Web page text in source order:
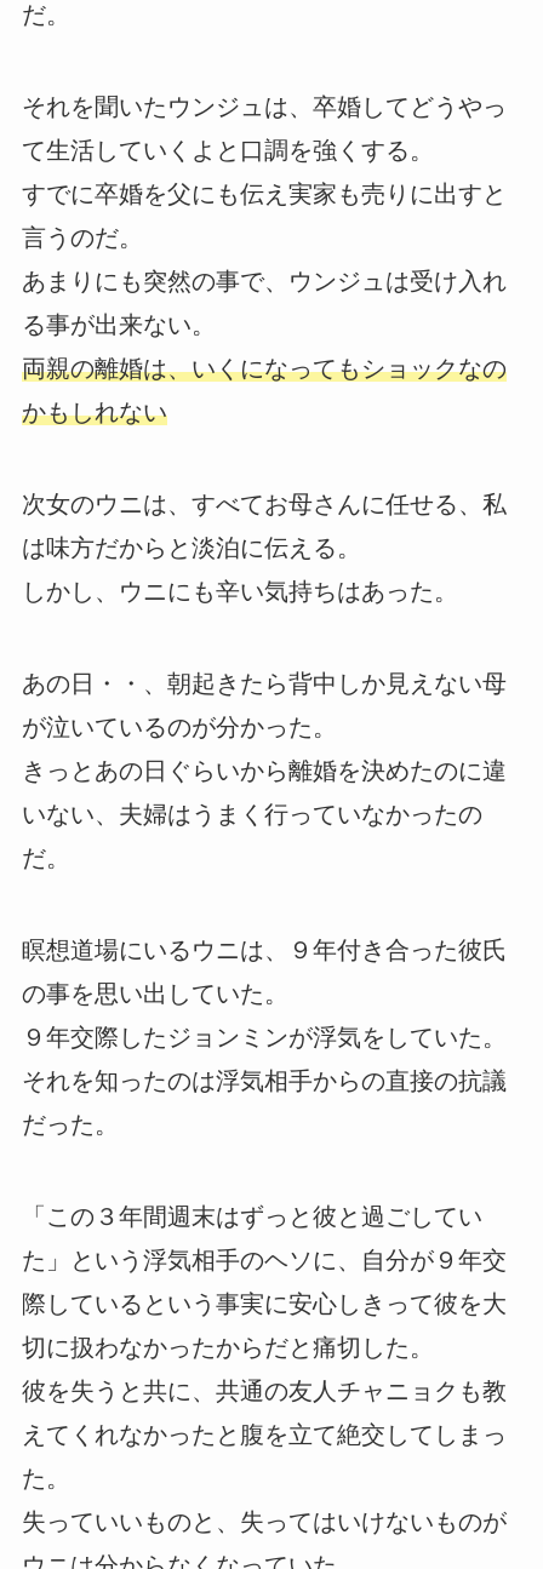
だ。
それを聞いたウンジュは、卒婚してどうやっ
て生活していくよと口調を強くする。
すでに卒婚を父にも伝え実家も売りに出すと
言うのだ。
あまりにも突然の事で、ウンジュは受け入れ
る事が出来ない。
両親の離婚は、いくになってもショックなの
かもしれない
次女のウニは、すべてお母さんに任せる、私
は味方だからと淡泊に伝える。
しかし、ウニにも辛い気持ちはあった。
あの日・・、朝起きたら背中しか見えない母
が泣いているのが分かった。
きっとあの日ぐらいから離婚を決めたのに違
いない、夫婦はうまく行っていなかったの
だ。
瞑想道場にいるウニは、９年付き合った彼氏
の事を思い出していた。
９年交際したジョンミンが浮気をしていた。
それを知ったのは浮気相手からの直接の抗議
だった。
「この３年間週末はずっと彼と過ごしてい
た」という浮気相手のヘソに、自分が９年交
際しているという事実に安心しきって彼を大
切に扱わなかったからだと痛切した。
彼を失うと共に、共通の友人チャニョクも教
えてくれなかったと腹を立て絶交してしまっ
た。
失っていいものと、失ってはいけないものが